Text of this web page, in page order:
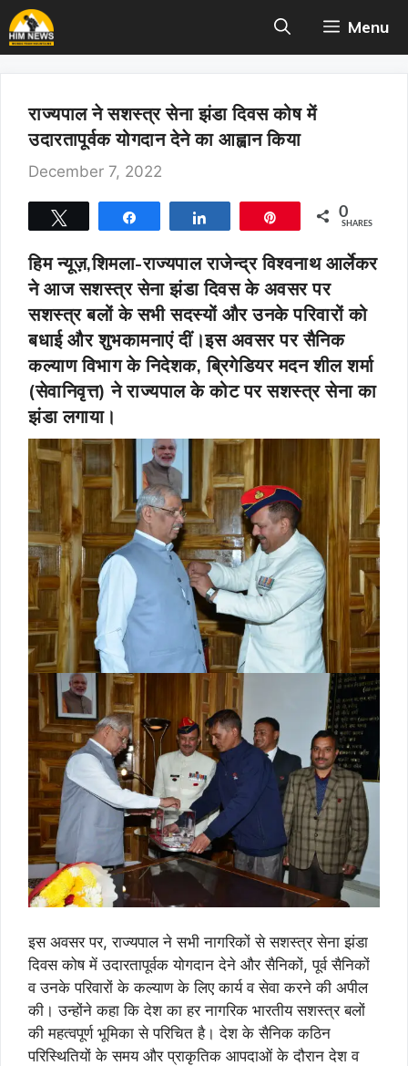
Skip
to
content
Menu
राज्यपाल ने सशस्त्र सेना झंडा दिवस कोष में
उदारतापूर्वक योगदान देने का आह्वान किया
December 7, 2022
0
SHARES
हिम न्यूज़,शिमला-राज्यपाल राजेन्द्र विश्वनाथ आर्लेकर
ने आज सशस्त्र सेना झंडा दिवस के अवसर पर
सशस्त्र बलों के सभी सदस्यों और उनके परिवारों को
बधाई और शुभकामनाएं दीं।इस अवसर पर सैनिक
कल्याण विभाग के निदेशक, ब्रिगेडियर मदन शील शर्मा
(सेवानिवृत्त) ने राज्यपाल के कोट पर सशस्त्र सेना का
झंडा लगाया।
इस अवसर पर, राज्यपाल ने सभी नागरिकों से सशस्त्र सेना झंडा
दिवस कोष में उदारतापूर्वक योगदान देने और सैनिकों, पूर्व सैनिकों
व उनके परिवारों के कल्याण के लिए कार्य व सेवा करने की अपील
की। उन्होंने कहा कि देश का हर नागरिक भारतीय सशस्त्र बलों
की महत्वपूर्ण भूमिका से परिचित है। देश के सैनिक कठिन
परिस्थितियों के समय और प्राकृतिक आपदाओं के दौरान देश व